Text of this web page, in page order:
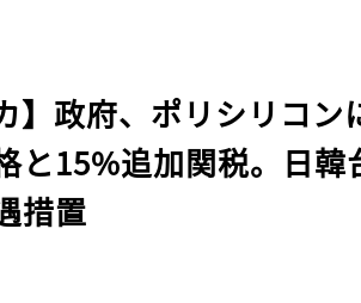
】政府、ポリシリコン
と15%追加関税。日韓
措置